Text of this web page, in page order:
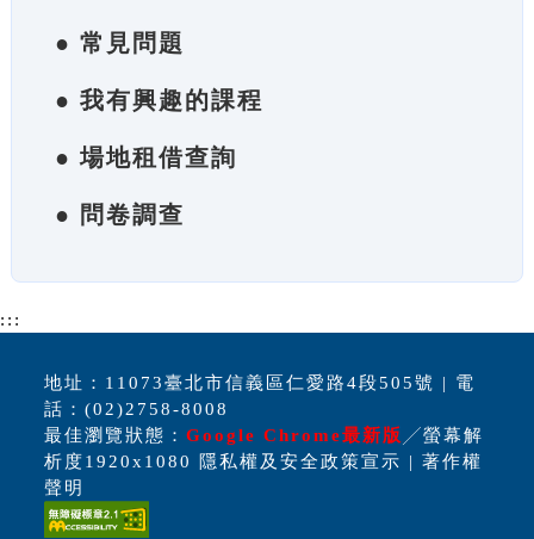
● 常見問題
● 我有興趣的課程
● 場地租借查詢
● 問卷調查
:::
地址：11073臺北市信義區仁愛路4段505號 | 電
話：(02)2758-8008
最佳瀏覽狀態：Google Chrome最新版 ╱螢幕解
析度1920x1080 隱私權及安全政策宣示 | 著作權
聲明